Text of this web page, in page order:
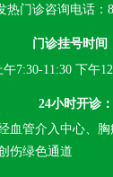
热门诊咨询电话：
门诊挂号时间
午7:30-11:30 下午
24小时开诊：
血管介入中心、
伤绿色通道